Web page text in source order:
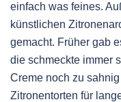
einfach was feines.
künstlichen
gemacht. Früher gab
die schmeckte immer
Creme noch zu
Zitronentorten für